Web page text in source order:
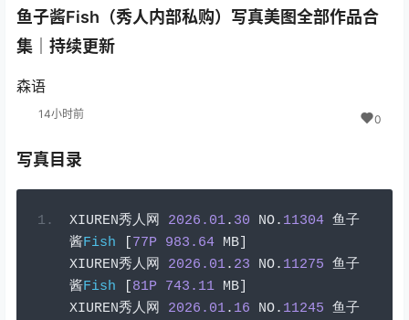
鱼子酱Fish（秀人内部私购）写真美图全部作品合
集｜持续更新
森语
14小时前 0
写真目录
XIUREN秀人网 2026.01. 30 NO. 11304 鱼子
酱Fish 77P 983.64 MB]
XIUREN秀人网 2026.01. 23 NO. 11275 鱼子
酱Fish 81P 743.11 MB]
XIUREN秀人网 2026.01. 16 NO. 11245 鱼子